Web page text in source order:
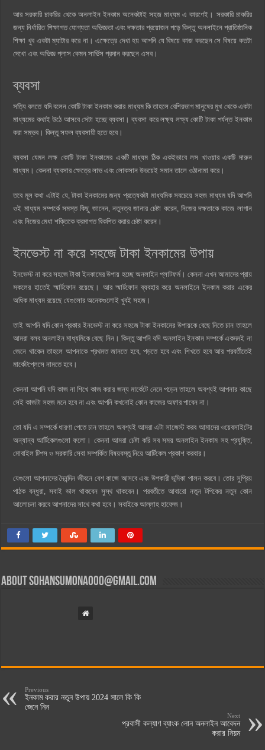
আর সরকারি চাকরির থেকে অনলাইন ইনকাম অনেকটাই সহজ মাধ্যম এ কারণেই। সরকারি চাকরির
জন্য নির্ধারিত শিক্ষাগত যোগ্যতা অভিজ্ঞতা এবং দক্ষতার প্রয়োজন পড়ে কিন্তু অনলাইনে প্রাতিষ্ঠানিক
শিক্ষা খুব একটা ম্যাটার করে না। এক্ষেত্রে দেখা হয় আপনি যে বিষয়ে কাজ করছেন সে বিষয়ে কতটা
দেখো এবং অভিজ্ঞ প্লাস কেমন সার্ভিস প্রদান করছেন এসব।
ব্যবসা
সত্যি বলতে যদি বলেন কোটি টাকা ইনকাম করার মাধ্যম কি তাহলে বেশিরভাগ মানুষের মুখ থেকে একটা
মাধ্যমের কথাই উঠে আসবে সেটা হচ্ছে ব্যবসা। ব্যবসা করে লক্ষ্য লক্ষ্য কোটি টাকা পর্যন্ত ইনকাম
করা সম্ভব। কিন্তু সফল ব্যবসায়ী হতে হবে।
ব্যবসা যেমন লক্ষ কোটি টাকা ইনকামের একটি মাধ্যম ঠিক একইভাবে লস খাওয়ার একটি দারুন
মাধ্যম। কেননা ব্যবসার ক্ষেত্রে লাভ এবং লোকসান উভয়েই সমান তালে ওঠানামা করে।
তবে মূল কথা এটাই যে, টাকা ইনকামের জন্য প্রত্যেকটা মাধ্যমিক সবচেয়ে সহজ মাধ্যম যদি আপনি
ওই মাধ্যম সম্পর্কে সমস্ত কিছু জানেন, নতুনত্ব জানার চেষ্টা করেন, নিজের দক্ষতাকে কাজে লাগান
এবং নিজের মেধা শক্তিকে ক্রমাগত বিকশিত করার চেষ্টা করেন।
ইনভেস্ট না করে সহজে টাকা ইনকামের উপায়
ইনভেস্ট না করে সহজে টাকা ইনকামের উপায় হচ্ছে অনলাইন প্লাটফর্ম। কেননা এখন আমাদের প্রায়
সকলের হাতেই স্মার্টফোন রয়েছে। আর স্মার্টফোন ব্যবহার করে অনলাইনে ইনকাম করার একের
অধিক মাধ্যম রয়েছে যেগুলোর অনেকগুলোই খুবই সহজ।
তাই আপনি যদি কোন প্রকার ইনভেস্ট না করে সহজে টাকা ইনকামের উপায়কে বেছে নিতে চান তাহলে
আমরা বলব অনলাইন মাধ্যমিকে বেছে নিন। কিন্তু আপনি যদি অনলাইন ইনকাম সম্পর্কে একদমই না
জেনে থাকেন তাহলে আপনাকে প্রথমত জানতে হবে, পড়তে হবে এবং শিখতে হবে আর পরবর্তীতেই
মার্কেটপ্লেসে নামতে হবে।
কেননা আপনি যদি কাজ না শিখে কাজ করার জন্য মার্কেটে নেমে পড়েন তাহলে অবশ্যই আপনার কাছে
সেই কাজটা সহজ মনে হবে না এবং আপনি কখনোই কোন কাজের অফার পাবেন না।
তো যদি এ সম্পর্কে ধারণা পেতে চান তাহলে অবশ্যই আমরা এটা সাজেস্ট করব আমাদের ওয়েবসাইটের
অন্যান্য আর্টিকেলগুলো ফলো। কেননা আমরা চেষ্টা করি সব সময় অনলাইন ইনকাম সহ প্রযুক্তি,
মোবাইল টিপস ও সরকারি সেবা সম্পর্কিত বিষয়বস্তু নিয়ে আর্টিকেল প্রকাশ করবার।
যেগুলো আপনাদের দৈনন্দিন জীবনে বেশ কাজে আসবে এবং উপকারী ভূমিকা পালন করবে। তোর সুপ্রিয়
পাঠক বন্ধুরা, সবাই ভাল থাকবেন সুস্থ থাকবেন। পরবর্তীতে আবারো নতুন টপিকের নতুন কোন
আলোচনা করবে আপনাদের সাথে কথা হবে। সবাইকে আল্লাহ হাফেজ।
Aboutsohansumona000@gmail.com
Previous
ইনকাম করার নতুন উপায় 2024 সালে কি কি
জেনে নিন
Next
প্রবাসী কল্যাণ ব্যাংক লোন অনলাইন আবেদন
করার নিয়ম